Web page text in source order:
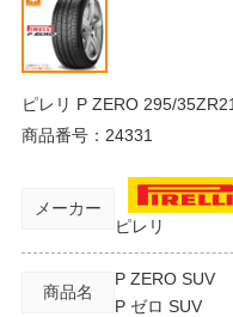
ピレリ P ZERO 295/
商品番号： 24331
メーカー
ピレリ
商品名
P ZERO SUV
P ゼロ SUV